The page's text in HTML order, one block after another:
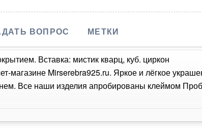
ВОПРОС МЕТКИ
Вставка: мистик кварц, куб. циркон
магазине Mirserebra925.ru. Яркое и лёгкое
Все наши изделия апробированы клеймом